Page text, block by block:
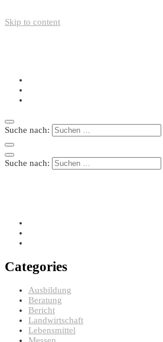
Skip to content
Suche nach:
Suche nach:
Categories
Ausbildung
Beratung
Bericht
Landwirtschaft
Lebensmittel